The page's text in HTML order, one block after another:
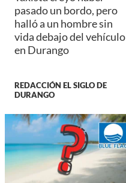
pasado un bordo, pero
halló a un hombre sin
vida debajo del vehículo
en Durango
REDACCIÓN EL SIGLO DE
DURANGO